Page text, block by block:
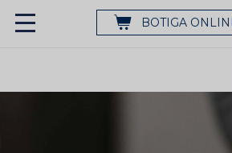
BOTIGA